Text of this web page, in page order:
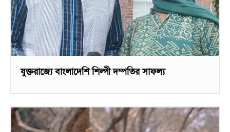
যুক্তরাজ্যে বাংলাদেশি শিল্পী দম্পতির সাফল্য